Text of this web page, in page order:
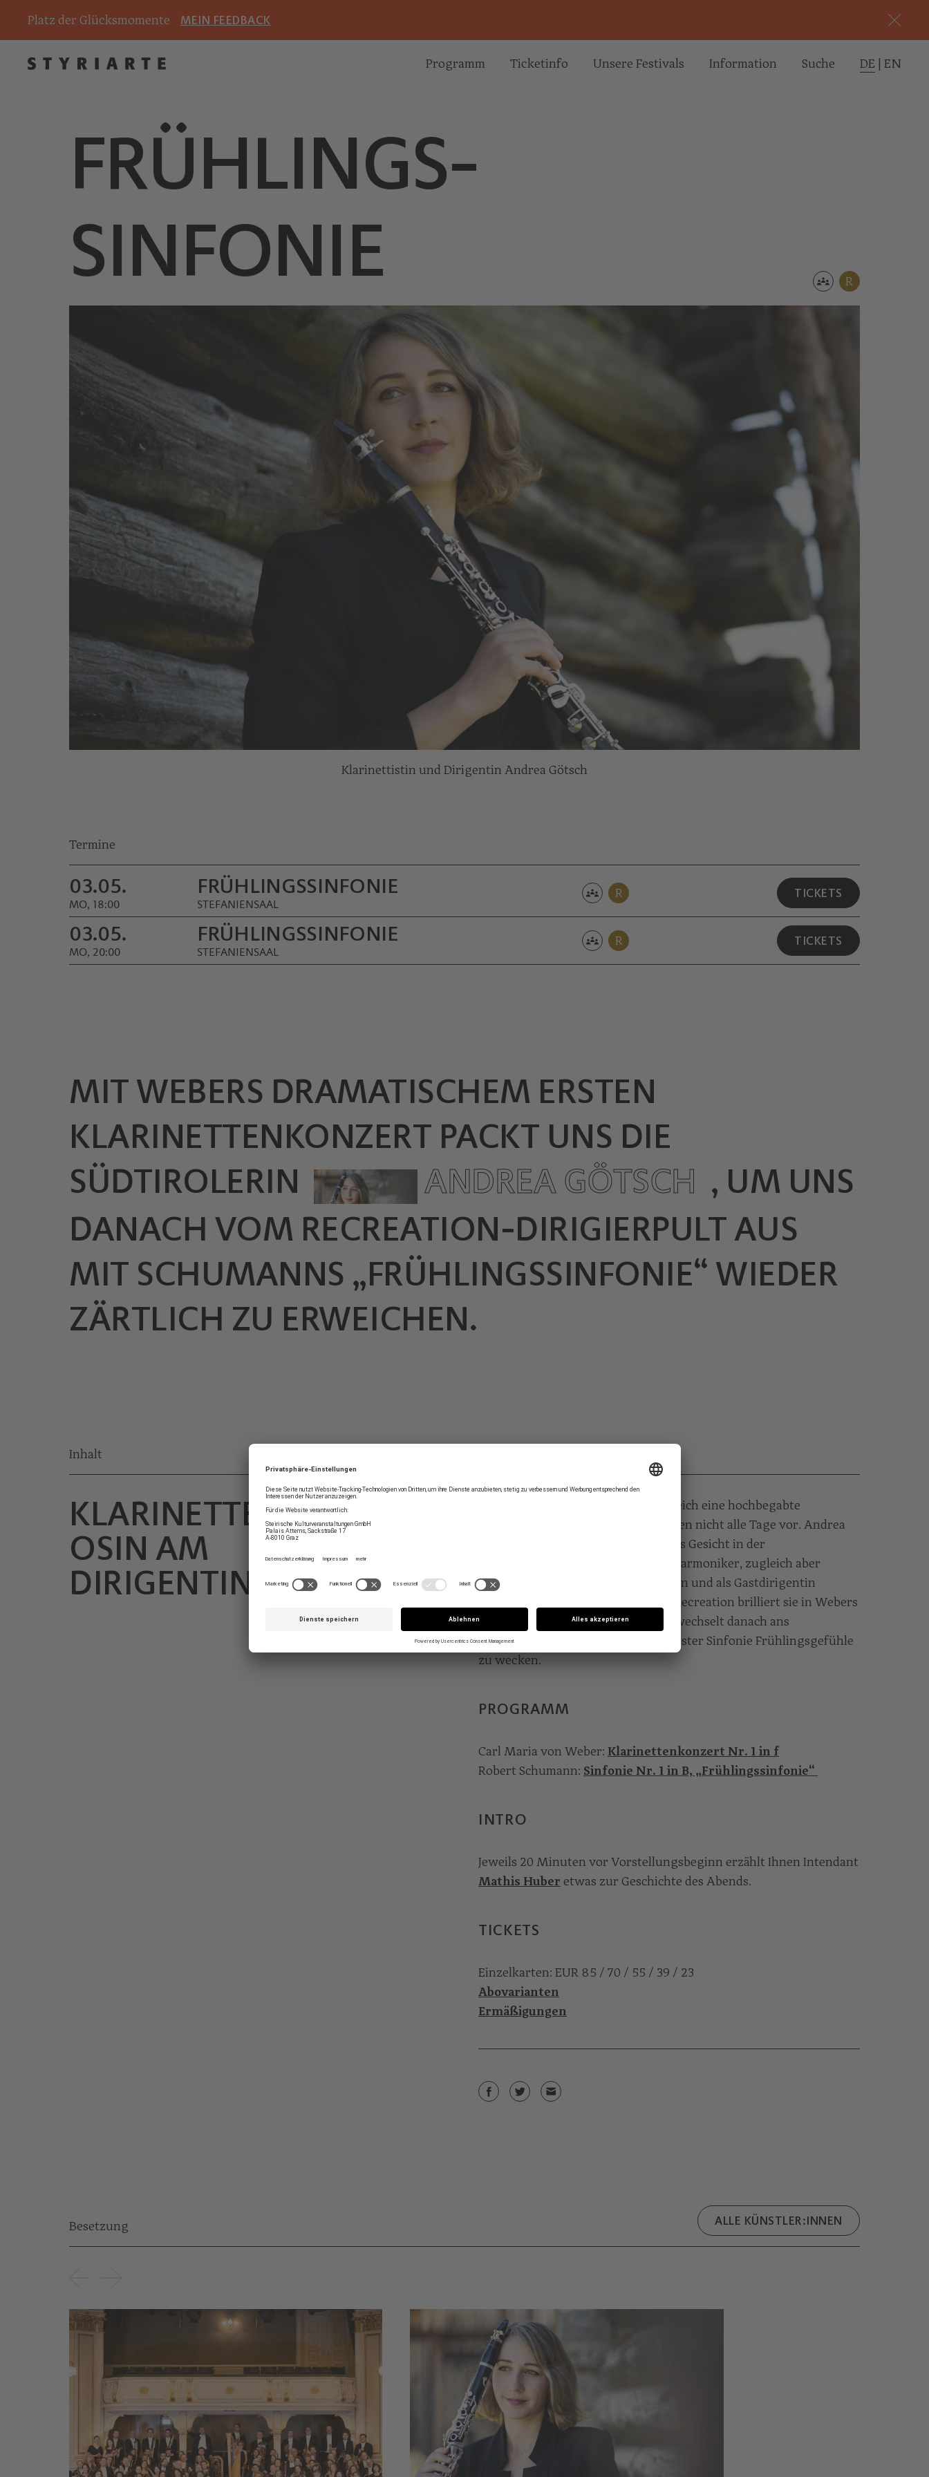
Platz der Glücksmomente MEIN FEEDBACK
Programm Ticketinfo Unsere Festivals Informa­tion Suche DE EN
FRÜHLINGS­
SINFONIE
R
Klarinettistin und Dirigentin Andrea Götsch
Termine
03.05.
MO, 18:00
FRÜHLINGS­SINFONIE
STEFANIENSAAL
R TICKETS
03.05.
MO, 20:00
FRÜHLINGS­SINFONIE
STEFANIENSAAL
R TICKETS
MIT WEBERS DRAMATISCHEM ERSTEN
KLARINETTENKONZERT PACKT UNS DIE
SÜDTIROLERIN
ANDREA GÖTSCH , UM UNS
DANACH VOM RECREATION-DIRIGIERPULT AUS
MIT SCHUMANNS „FRÜHLINGSSINFONIE“ WIEDER
ZÄRTLICH ZU ERWEICHEN.
Inhalt
KLARINETTENVIRTU­
OSIN AM
DIRIGENTINNENPULT
Dass eine Klarinettenvirtuosin zugleich eine hochbegabte
Dirigentin ist, kommt im Konzertleben nicht alle Tage vor. Andrea
Götsch aus Südtirol ist ein vertrautes Gesicht in der
Klarinettengruppe der Wiener Philharmoniker, zugleich aber
Leiterin der Ehrphilharmonie in Wien und als Gastdirigentin
weltweit immer mehr gefragt. Mit Recreation brilliert sie in Webers
dramatischem f-Moll-Konzert und wechselt danach ans
Dirigentenpult, um in Schumanns Erster Sinfonie Frühlingsgefühle
zu wecken.
PROGRAMM
Carl Maria von Weber: Klarinettenkonzert Nr. 1 in f
Robert Schumann: Sinfonie Nr. 1 in B, „Frühlingssinfonie“
INTRO
Jeweils 20 Minuten vor Vorstellungsbeginn erzählt Ihnen Intendant
Mathis Huber etwas zur Geschichte des Abends.
TICKETS
Einzelkarten: EUR 85 / 70 / 55 / 39 / 23
Abovarianten
Ermäßigungen
Besetzung ALLE KÜNSTLER:INNEN